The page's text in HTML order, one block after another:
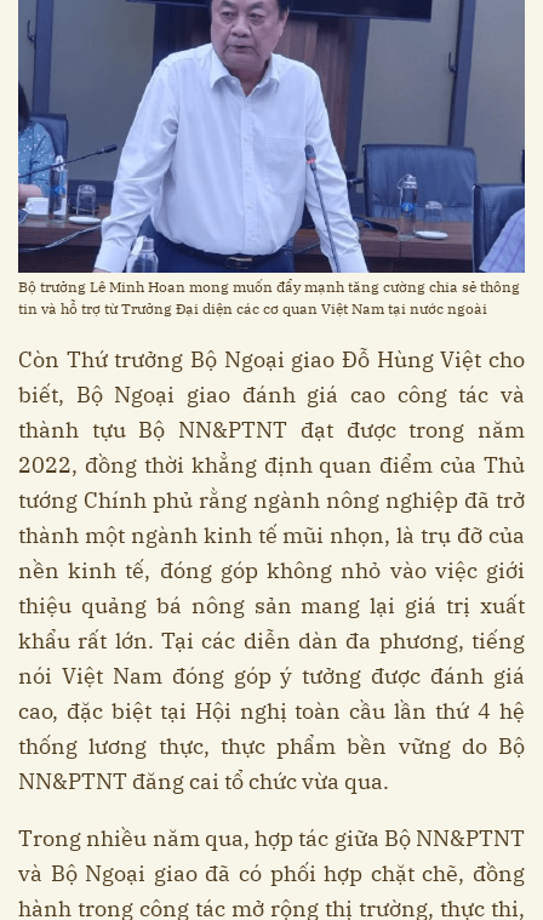
Bộ trưởng Lê Minh Hoan mong muốn đẩy mạnh tăng cường chia sẻ thông
tin và hỗ trợ từ Trưởng Đại diện các cơ quan Việt Nam tại nước ngoài
Còn Thứ trưởng Bộ Ngoại giao Đỗ Hùng Việt cho
biết, Bộ Ngoại giao đánh giá cao công tác và
thành tựu Bộ NN&PTNT đạt được trong năm
2022, đồng thời khẳng định quan điểm của Thủ
tướng Chính phủ rằng ngành nông nghiệp đã trở
thành một ngành kinh tế mũi nhọn, là trụ đỡ của
nền kinh tế, đóng góp không nhỏ vào việc giới
thiệu quảng bá nông sản mang lại giá trị xuất
khẩu rất lớn. Tại các diễn dàn đa phương, tiếng
nói Việt Nam đóng góp ý tưởng được đánh giá
cao, đặc biệt tại Hội nghị toàn cầu lần thứ 4 hệ
thống lương thực, thực phẩm bền vững do Bộ
NN&PTNT đăng cai tổ chức vừa qua.
Trong nhiều năm qua, hợp tác giữa Bộ NN&PTNT
và Bộ Ngoại giao đã có phối hợp chặt chẽ, đồng
hành trong công tác mở rộng thị trường, thực thi,